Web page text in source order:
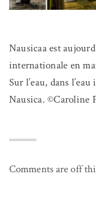
Nausicaa est
internationale en
Sur l’eau, dans
Nausica. ©Caroline
Comments are off